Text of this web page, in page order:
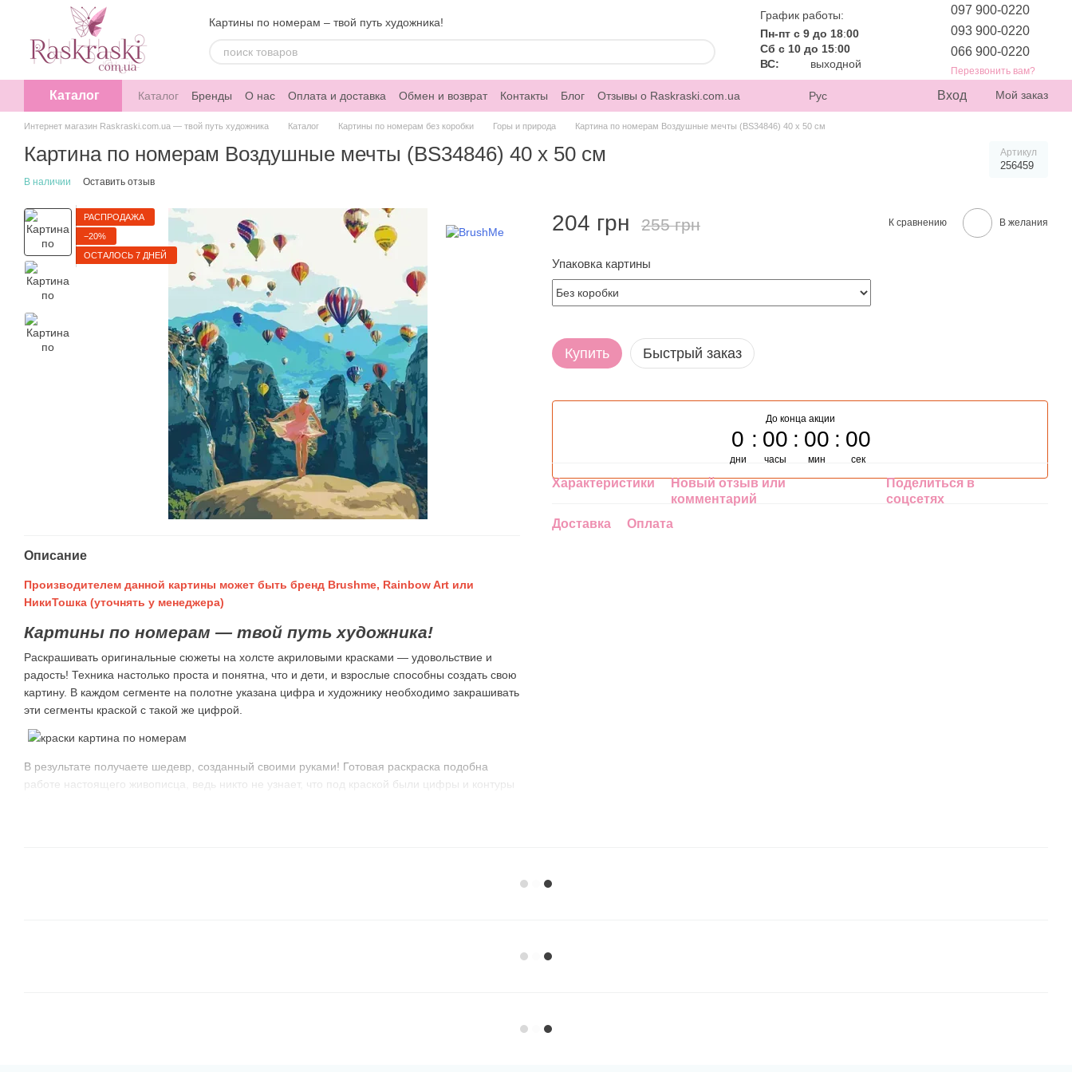
Перейти к основному контенту
Картины по номерам – твой путь художника!
График работы:
Пн-пт с 9 до 18:00
Сб с 10 до 15:00
ВС:
выходной
097 900-0220
093 900-0220
066 900-0220
Перезвонить вам?
Каталог Каталог Бренды О нас Оплата и доставка Обмен и возврат Контакты Блог Отзывы о Raskraski.com.ua Рус Вход Мой заказ
Интернет магазин Raskraski.com.ua — твой путь художника Каталог Картины по номерам без коробки Горы и природа Картина по номерам Воздушные мечты (BS34846) 40 х 50 см
Картина по номерам Воздушные мечты (BS34846) 40 х 50 см Артикул
256459
В наличии Оставить отзыв
РАСПРОДАЖА
−20%
ОСТАЛОСЬ 7 ДНЕЙ
Описание
Производителем данной картины может быть бренд Brushme, Rainbow Art или
НикиТошка (уточнять у менеджера)
Картины по номерам — твой путь художника!
Раскрашивать оригинальные сюжеты на холсте акриловыми красками — удовольствие и
радость! Техника настолько проста и понятна, что и дети, и взрослые способны создать свою
картину. В каждом сегменте на полотне указана цифра и художнику необходимо закрашивать
эти сегменты краской с такой же цифрой.
В результате получаете шедевр, созданный своими руками! Готовая раскраска подобна
работе настоящего живописца, ведь никто не узнает, что под краской были цифры и контуры
204 грн 255 грн К сравнению В желания
Упаковка картины
Купить Быстрый заказ
До конца акции
0
дни
00
часы
00
мин
00
сек
Характеристики
Новый отзыв или
комментарий
Поделиться в
соцсетях
Доставка
Оплата